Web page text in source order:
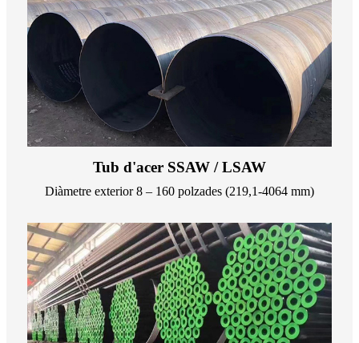
Tub d'acer SSAW / LSAW
Diàmetre exterior 8 – 160 polzades (219,1-4064 mm)